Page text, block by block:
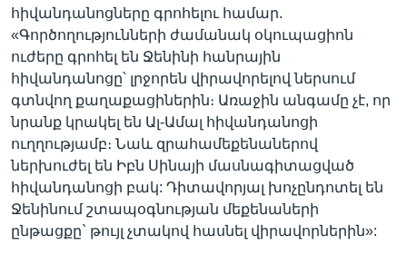
հիվանդանոցները գրոհելու համար.
«Գործողությունների ժամանակ օկուպացիոն
ուժերը գրոհել են Ջենինի հանրային
հիվանդանոցը՝ լրջորեն վիրավորելով ներսում
գտնվող քաղաքացիներին։ Առաջին անգամը չէ, որ
նրանք կրակել են Ալ-Ամալ հիվանդանոցի
ուղղությամբ։ Նաև զրահամեքենաներով
ներխուժել են Իբն Սինայի մասնագիտացված
հիվանդանոցի բակ: Դիտավորյալ խոչընդոտել են
Ջենինում շտապօգնության մեքենաների
ընթացքը` թույլ չտակով հասնել վիրավորներին»: